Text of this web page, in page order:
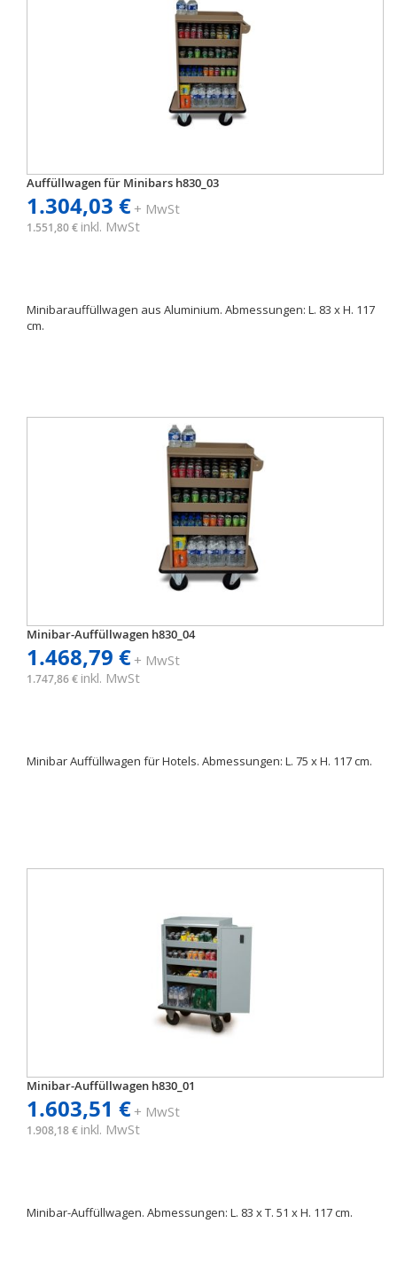
Auffüllwagen für Minibars h830_03
1.304,03 €+ MwSt
1.551,80 € inkl. MwSt
Minibarauffüllwagen aus Aluminium. Abmessungen: L. 83 x H. 117
cm.
Minibar-Auffüllwagen h830_04
1.468,79 €+ MwSt
1.747,86 € inkl. MwSt
Minibar Auffüllwagen für Hotels. Abmessungen: L. 75 x H. 117 cm.
Minibar-Auffüllwagen h830_01
1.603,51 €+ MwSt
1.908,18 € inkl. MwSt
Minibar-Auffüllwagen. Abmessungen: L. 83 x T. 51 x H. 117 cm.